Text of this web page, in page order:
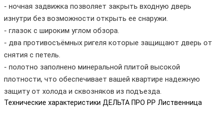
- ночная задвижка позволяет закрыть входную дверь
изнутри без возможности открыть ее снаружи.
- глазок с широким углом обзора.
- два противосъёмных ригеля которые защищают дверь от
снятия с петель.
- полотно заполнено минеральной плитой высокой
плотности, что обеспечивает вашей квартире надежную
защиту от холода и сквозняков из подъезда.
Технические характеристики ДЕЛЬТА ПРО PP Лиственница